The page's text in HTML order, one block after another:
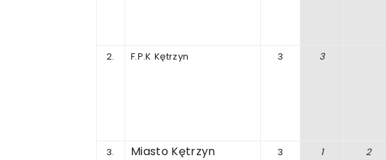
2. F.P.K Kętrzyn 3 3
3. Miasto Kętrzyn 3 1 2